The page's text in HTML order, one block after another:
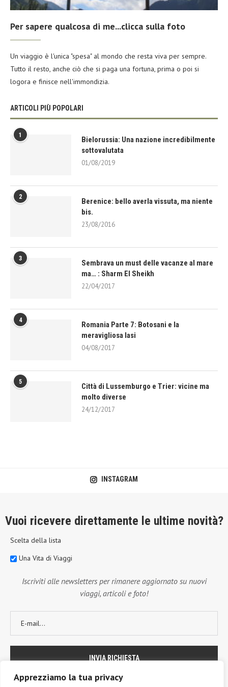
Apprezziamo la tua privacy
Per sapere qualcosa di me...clicca sulla foto
Un viaggio è l'unica "spesa" al mondo che resta viva per sempre.
Tutto il resto, anche ciò che si paga una fortuna, prima o poi si
logora e finisce nell'immondizia.
ARTICOLI PIÙ POPOLARI
1
Bielorussia: Una nazione incredibilmente
sottovalutata
01/08/2019
2
Berenice: bello averla vissuta, ma niente
bis.
23/08/2016
3
Sembrava un must delle vacanze al mare
ma… : Sharm El Sheikh
22/04/2017
4
Romania Parte 7: Botosani e la
meravigliosa Iasi
04/08/2017
5
Città di Lussemburgo e Trier: vicine ma
molto diverse
24/12/2017
INSTAGRAM
Vuoi ricevere direttamente le ultime novità?
Scelta della lista
Una Vita di Viaggi
Iscriviti alle newsletters per rimanere aggiornato su nuovi
viaggi, articoli e foto!